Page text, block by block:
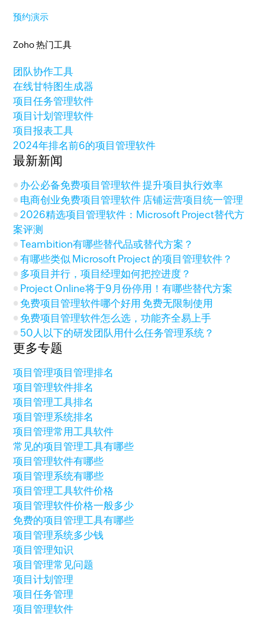
预约演示
Zoho 热门工具
团队协作工具
在线甘特图生成器
项目任务管理软件
项目计划管理软件
项目报表工具
2024年排名前6的项目管理软件
最新新闻
办公必备免费项目管理软件 提升项目执行效率
电商创业免费项目管理软件 店铺运营项目统一管理
2026精选项目管理软件：Microsoft Project替代方
案评测
Teambition有哪些替代品或替代方案？
有哪些类似 Microsoft Project 的项目管理软件？
多项目并行，项目经理如何把控进度？
Project Online将于9月份停用！有哪些替代方案
免费项目管理软件哪个好用 免费无限制使用
免费项目管理软件怎么选，功能齐全易上手
50人以下的研发团队用什么任务管理系统？
更多专题
项目管理项目管理排名
项目管理软件排名
项目管理工具排名
项目管理系统排名
项目管理常用工具软件
常见的项目管理工具有哪些
项目管理软件有哪些
项目管理系统有哪些
项目管理工具软件价格
项目管理软件价格一般多少
免费的项目管理工具有哪些
项目管理系统多少钱
项目管理知识
项目管理常见问题
项目计划管理
项目任务管理
项目管理软件